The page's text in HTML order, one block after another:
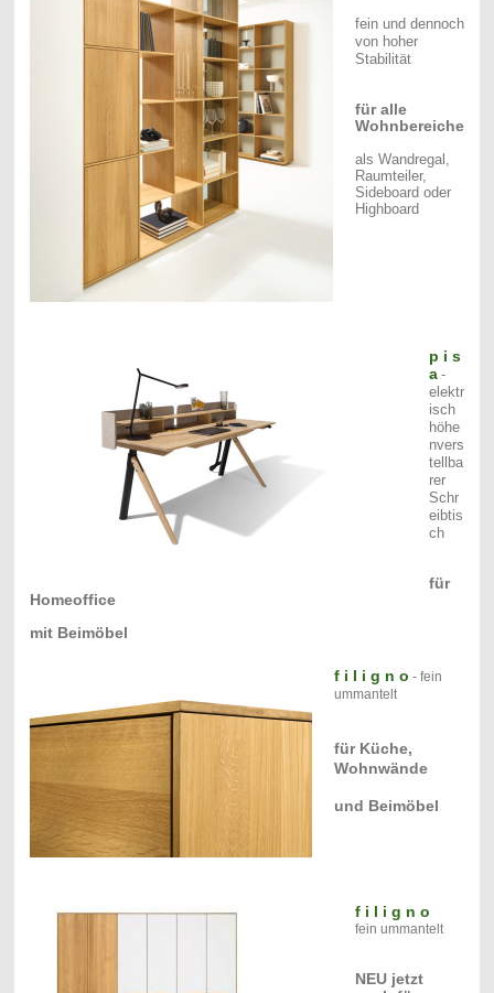
fein und dennoch
von hoher
Stabilität
für alle
Wohnbereiche
als Wandregal,
Raumteiler,
Sideboard oder
Highboard
p i s
a -
elektr
isch
höhe
nvers
tellba
rer
Schr
eibtis
ch
für
Homeoffice
mit Beimöbel
f i l i g n o - fein
ummantelt
für Küche,
Wohnwände
und Beimöbel
f i l i g n o
fein ummantelt
NEU jetzt